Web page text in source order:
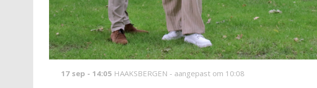
17 sep - 14:05 HAAKSBERGEN - aangepast om 10:08